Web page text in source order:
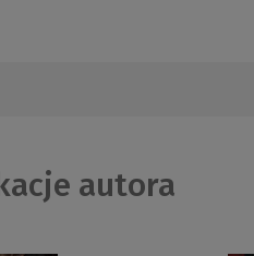
autora